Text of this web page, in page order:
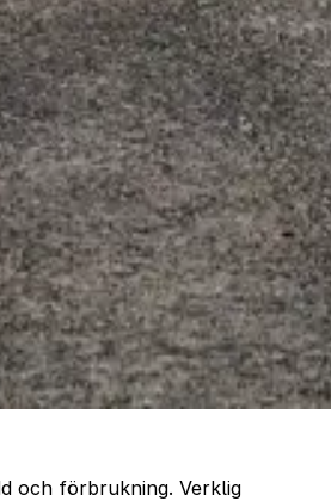
och förbrukning. Verklig